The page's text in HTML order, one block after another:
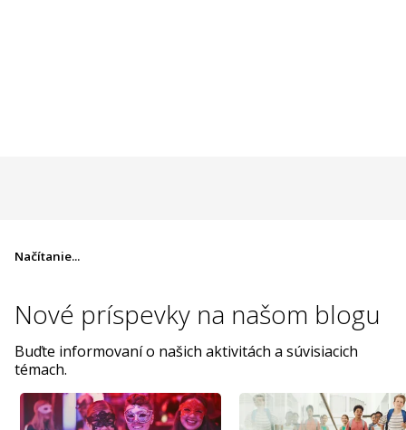
Načítanie...
Nové príspevky na našom blogu
Buďte informovaní o našich aktivitách a súvisiacich
témach.